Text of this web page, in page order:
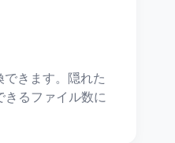
きます。隠れた
きるファイル数に